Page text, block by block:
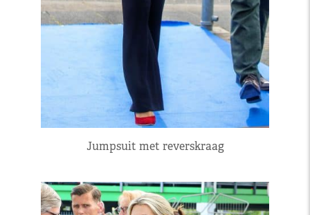
Jumpsuit met reverskraag